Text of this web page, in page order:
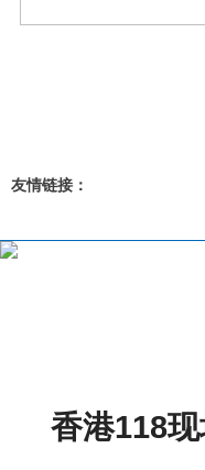
友情链接：
香港118